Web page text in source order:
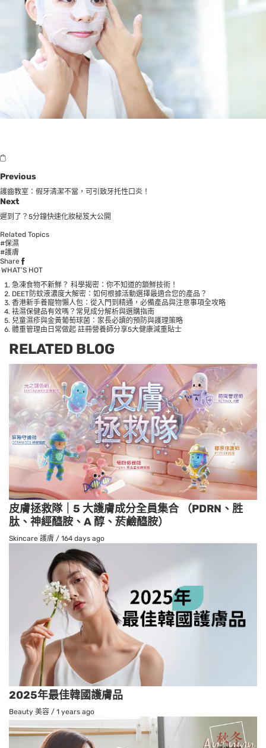
Previous
護齒教室：假牙清潔不當，可引致牙托性口炎！
Next
遲到了？5分鐘快速化妝秘笈大公開
Related Topics
#保濕
#護膚
Share
WHAT’S HOT
急凍食物不新鮮？ 科學揭密：你不知道的鎖鮮技術！
DEET防蚊液濃度大解密：如何根據活動選擇最適合您的產品？
香港新手養寵物懶人包：從入門到精通，必備產品與注意事項全攻略
袪濕保健品有效嗎？常見成分解析與選購指南
兒童濕疹與金黃葡萄球菌：家長必讀的預防與護理策略
體重管理由日常做起 註冊營養師分享5大健康減重貼士
RELATED BLOG
皮膚拯救隊｜5 大護膚成分全員集合 （PDRN、胜
肽、神經醯胺、A 醇、菸鹼醯胺）
Skincare 護膚 / 164 days ago
2025年最佳韓國護膚品
Beauty 美容 / 1 years ago